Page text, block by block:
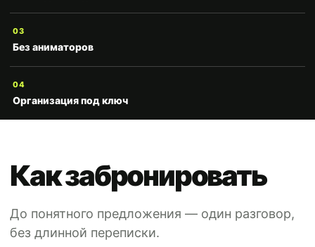
03
Без аниматоров
04
Организация под ключ
Как забронировать
До понятного предложения — один разговор,
без длинной переписки.